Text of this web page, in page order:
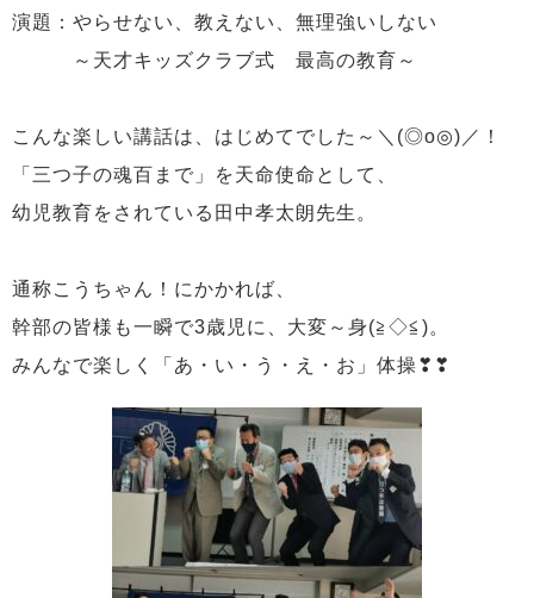
演題：やらせない、教えない、無理強いしない
～天才キッズクラブ式 最高の教育～
こんな楽しい講話は、はじめてでした～＼(◎o◎)／！
「三つ子の魂百まで」を天命使命として、
幼児教育をされている田中孝太朗先生。
通称こうちゃん！にかかれば、
幹部の皆様も一瞬で3歳児に、大変～身(≧◇≦)。
みんなで楽しく「あ・い・う・え・お」体操❣❣